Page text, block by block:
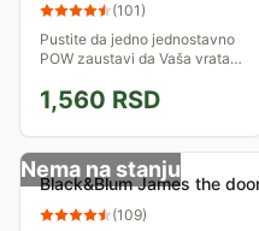
(101)
Pustite da jedno jednostavno
POW zaustavi da Vaša vrata
sprečava neželjeno otvaranje
ili zatvaranje vrata pri promaji.
1,560 RSD
Nema na stanju
(109)